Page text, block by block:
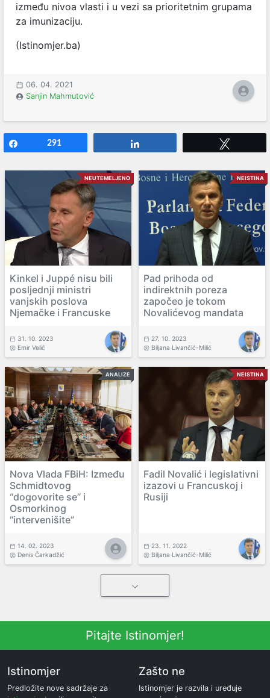
između nivoa vlasti i u vezi sa prioritetnim grupama
za imunizaciju.
(Istinomjer.ba)
06. 04. 2021
Sanjin Mahmutović
291
NEUTEMELJENO
Kinkel i Juppé nisu bili
posljednji ministri
vanjskih poslova
Njemačke i Francuske
31. 10. 2023
Emir Velić
NEISTINA
Pad prihoda od
indirektnih poreza
započeo je tokom
Novalićevog mandata
27. 10. 2023
Biljana Livančić-Milić
ANALIZE
Nova Vlada FBiH: Između
Schmidtovog
“dogovorite se” i
Osmorkinog
“intervenišite”
14. 02. 2023
Denis Čarkadžić
NEISTINA
Fadil Novalić i legislativni
izazovi u Francuskoj i
Rusiji
23. 11. 2022
Biljana Livančić-Milić
Pitajte Istinomjer!
Istinomjer
Predložite nove sadržaje za
Zašto ne
Istinomjer je razvila i uređuje